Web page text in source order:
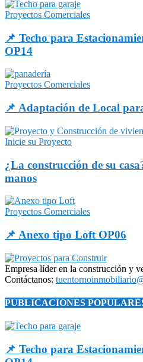
Proyectos Comerciales
📌 Techo para
OP14
Proyectos Comerciales
📌 Adaptación de Local
Inicie su Proyecto
¿La construcción de su
manos
Proyectos Comerciales
📌 Anexo tipo Loft OP06
Empresa líder en la construcción y
Contáctanos:
PUBLICACIONES
📌 Techo para